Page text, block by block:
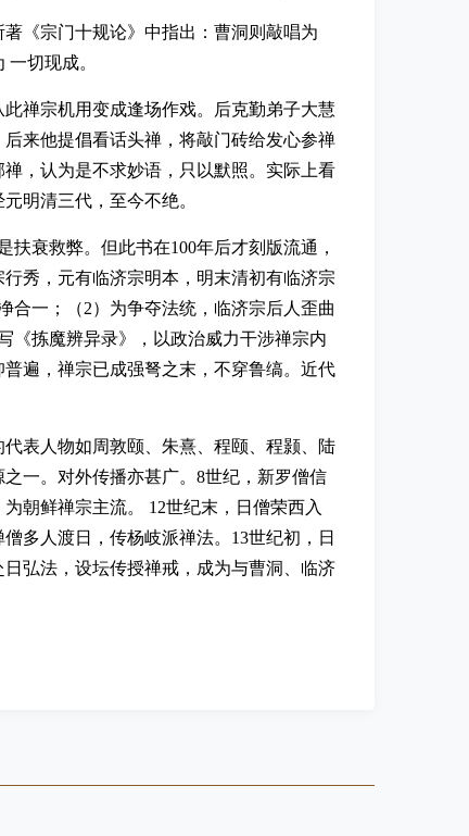
《宗门十规论》中指出：曹洞则敲唱为
切现成。
禅宗机用变成逢场作戏。后克勤弟子大慧
来他提倡看话头禅，将敲门砖给发心参禅
，认为是不求妙语，只以默照。实际上看
明清三代，至今不绝。
衰救弊。但此书在100年后才刻版流通，
秀，元有临济宗明本，明末清初有临济宗
合一；（2）为争夺法统，临济宗后人歪曲
《拣魔辨异录》，以政治威力干涉禅宗内
遍，禅宗已成强弩之末，不穿鲁缟。近代
表人物如周敦颐、朱熹、程颐、程颢、陆
一。对外传播亦甚广。8世纪，新罗僧信
朝鲜禅宗主流。 12世纪末，日僧荣西入
多人渡日，传杨岐派禅法。13世纪初，日
弘法，设坛传授禅戒，成为与曹洞、临济